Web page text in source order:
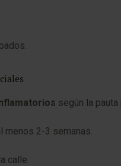
según la
menos 2-3 semanas.
calle.